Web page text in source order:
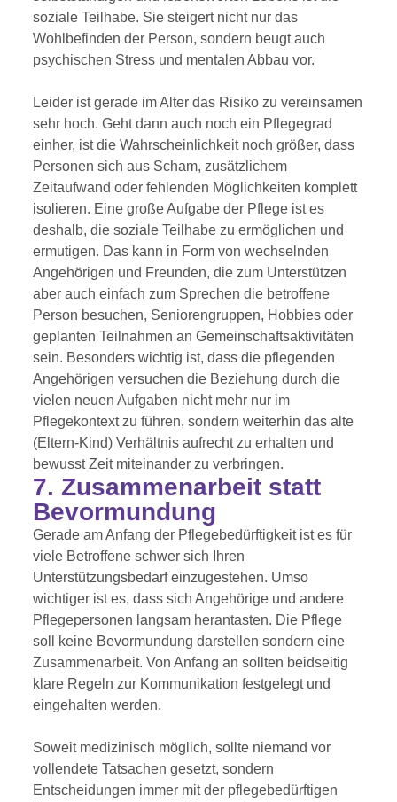
soziale Teilhabe. Sie steigert nicht nur das
Wohlbefinden der Person, sondern beugt auch
psychischen Stress und mentalen Abbau vor.
Leider ist gerade im Alter das Risiko zu vereinsamen
sehr hoch. Geht dann auch noch ein Pflegegrad
einher, ist die Wahrscheinlichkeit noch größer, dass
Personen sich aus Scham, zusätzlichem
Zeitaufwand oder fehlenden Möglichkeiten komplett
isolieren. Eine große Aufgabe der Pflege ist es
deshalb, die soziale Teilhabe zu ermöglichen und
ermutigen. Das kann in Form von wechselnden
Angehörigen und Freunden, die zum Unterstützen
aber auch einfach zum Sprechen die betroffene
Person besuchen, Seniorengruppen, Hobbies oder
geplanten Teilnahmen an Gemeinschaftsaktivitäten
sein. Besonders wichtig ist, dass die pflegenden
Angehörigen versuchen die Beziehung durch die
vielen neuen Aufgaben nicht mehr nur im
Pflegekontext zu führen, sondern weiterhin das alte
(Eltern-Kind) Verhältnis aufrecht zu erhalten und
bewusst Zeit miteinander zu verbringen.
7. Zusammenarbeit statt
Bevormundung
Gerade am Anfang der Pflegebedürftigkeit ist es für
viele Betroffene schwer sich Ihren
Unterstützungsbedarf einzugestehen. Umso
wichtiger ist es, dass sich Angehörige und andere
Pflegepersonen langsam herantasten. Die Pflege
soll keine Bevormundung darstellen sondern eine
Zusammenarbeit. Von Anfang an sollten beidseitig
klare Regeln zur Kommunikation festgelegt und
eingehalten werden.
Soweit medizinisch möglich, sollte niemand vor
vollendete Tatsachen gesetzt, sondern
Entscheidungen immer mit der pflegebedürftigen